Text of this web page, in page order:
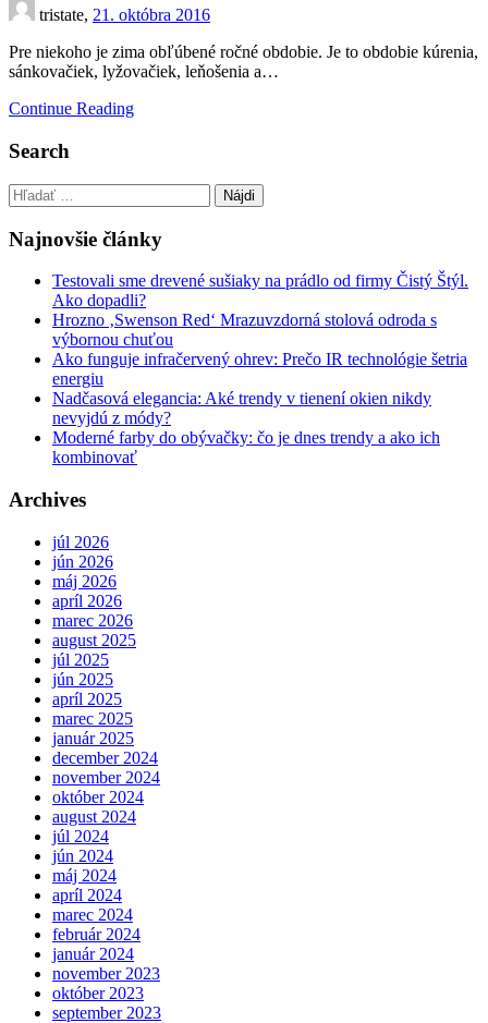
tristate, 21. októbra 2016
Pre niekoho je zima obľúbené ročné obdobie. Je to obdobie kúrenia,
sánkovačiek, lyžovačiek, leňošenia a…
Continue Reading
Search
Hľadať:
Najnovšie články
Testovali sme drevené sušiaky na prádlo od firmy Čistý Štýl.
Ako dopadli?
Hrozno ‚Swenson Red‘ Mrazuvzdorná stolová odroda s
výbornou chuťou
Ako funguje infračervený ohrev: Prečo IR technológie šetria
energiu
Nadčasová elegancia: Aké trendy v tienení okien nikdy
nevyjdú z módy?
Moderné farby do obývačky: čo je dnes trendy a ako ich
kombinovať
Archives
júl 2026
jún 2026
máj 2026
apríl 2026
marec 2026
august 2025
júl 2025
jún 2025
apríl 2025
marec 2025
január 2025
december 2024
november 2024
október 2024
august 2024
júl 2024
jún 2024
máj 2024
apríl 2024
marec 2024
február 2024
január 2024
november 2023
október 2023
september 2023